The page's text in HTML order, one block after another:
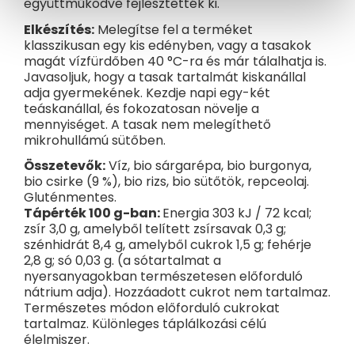
együttműködve fejlesztették ki.
Elkészítés: Melegítse fel a terméket
klasszikusan egy kis edényben, vagy a tasakok
magát vízfürdőben 40 °C-ra és már tálalhatja is.
Javasoljuk, hogy a tasak tartalmát kiskanállal
adja gyermekének. Kezdje napi egy-két
teáskanállal, és fokozatosan növelje a
mennyiséget. A tasak nem melegíthető
mikrohullámú sütőben.
Összetevők:Víz, bio sárgarépa, bio burgonya,
bio csirke (9 %), bio rizs, bio sütőtök, repceolaj.
Gluténmentes.
Tápérték 100 g-ban:Energia 303 kJ / 72 kcal;
zsír 3,0 g, amelyből telített zsírsavak 0,3 g;
szénhidrát 8,4 g, amelyből cukrok 1,5 g; fehérje
2,8 g; só 0,03 g. (a sótartalmat a
nyersanyagokban természetesen előforduló
nátrium adja). Hozzáadott cukrot nem tartalmaz.
Természetes módon előforduló cukrokat
tartalmaz. Különleges táplálkozási célú
élelmiszer.